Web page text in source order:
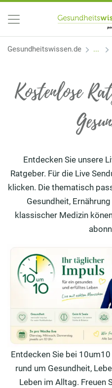
Gesundheitswissen.de
Kostenlose
Entdecken Sie unsere
Ratgeber. Für die Live
klicken. Die thematisch
Gesundheit,
klassischer Medizin
Entdecken Sie bei
rund um Gesundheit,
Leben im Alltag. Freuen